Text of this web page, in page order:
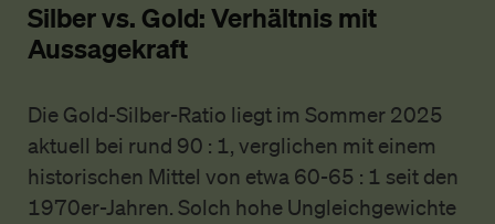
Silber vs. Gold: Verhältnis mit
Aussagekraft
Die Gold-Silber-Ratio liegt im Sommer 2025
aktuell bei rund 90 : 1, verglichen mit einem
historischen Mittel von etwa 60-65 : 1 seit den
1970er-Jahren. Solch hohe Ungleichgewichte